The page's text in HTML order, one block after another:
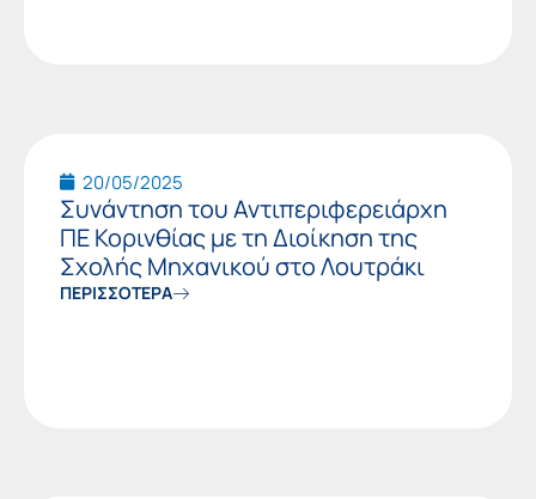
20/05/2025
Συνάντηση του Αντιπεριφερειάρχη
ΠΕ Κορινθίας με τη Διοίκηση της
Σχολής Μηχανικού στο Λουτράκι
ΠΕΡΙΣΣΟΤΕΡΑ